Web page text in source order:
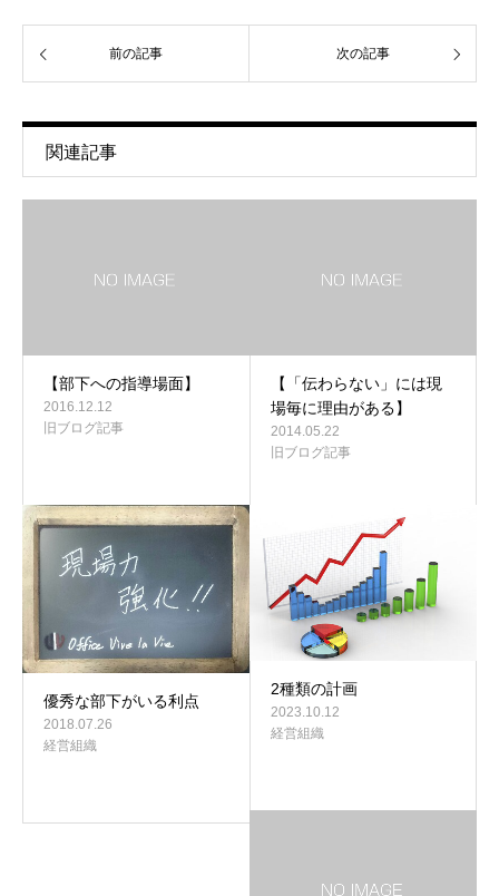
前の記事 次の記事
関連記事
【部下への指導場面】
2016.12.12
旧ブログ記事
【「伝わらない」には現
場毎に理由がある】
2014.05.22
旧ブログ記事
優秀な部下がいる利点
2018.07.26
経営組織
2種類の計画
2023.10.12
経営組織